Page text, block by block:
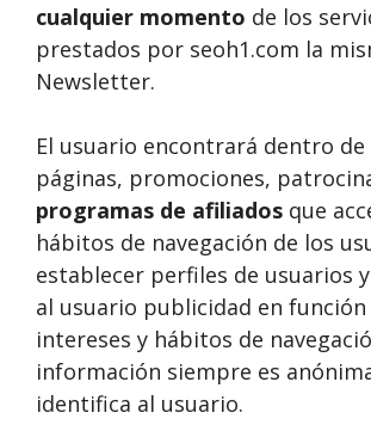
cualquier momento de los
prestados por seoh1.com la
Newsletter.
El usuario encontrará dentro
páginas, promociones,
programas de afiliados que
hábitos de navegación de los
establecer perfiles de usuarios
al usuario publicidad en función
intereses y hábitos de
información siempre es
identifica al usuario.